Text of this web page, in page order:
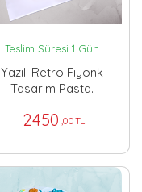
Teslim Süresi 1 Gün
Yazılı Retro Fiyonk
Tasarım Pasta.
2450 ,00 TL